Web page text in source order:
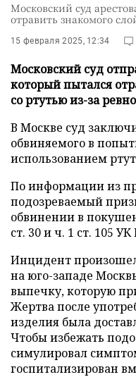
Московский суд
отравить знакомого
15 февраля 2025, 12:34
Московский суд
который пытался
со ртутью из-за
В Москве суд
обвиняемого в
использованием
По информации из
подозреваемый
обвинении в
ст. 30 и ч. 1 ст. 105
Инцидент
на юго-западе
выпечку, которую
Жертва после
изделия была
Чтобы избежать
симулировал
госпитализирован